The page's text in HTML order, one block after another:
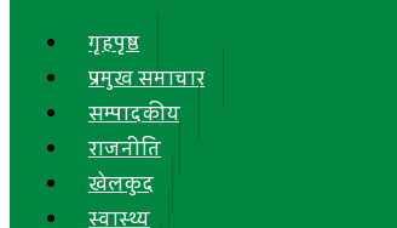
गृहपृष्ठ
प्रमुख समाचार
सम्पादकीय
राजनीति
खेलकुद
स्वास्थ्य